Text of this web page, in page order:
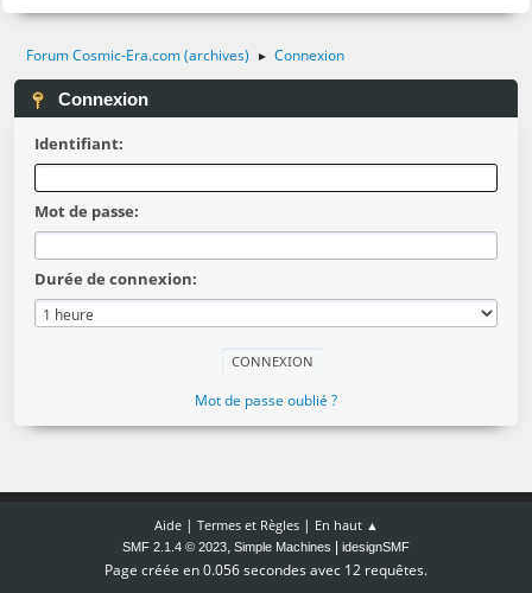
Forum Cosmic-Era.com (archives) ► Connexion
Connexion
Identifiant:
Mot de passe:
Durée de connexion:
Mot de passe oublié ?
Aide| Termes et Règles| En haut ▲
SMF 2.1.4 © 2023, Simple Machines idesignSMF
Page créée en 0.056 secondes avec 12 requêtes.